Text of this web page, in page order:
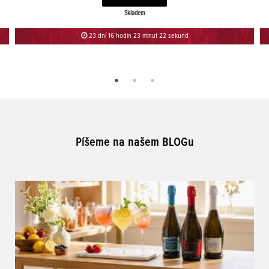
Skladem
23 dní 16 hodin 23 minut 22 sekund
Píšeme na našem BLOGu